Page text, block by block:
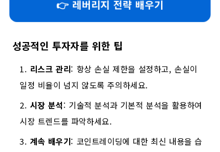
👉 레버리지 전략 배우기
성공적인 투자자를 위한 팁
리스크 관리: 항상 손실 제한을 설정하고, 손실이
일정 비율이 넘지 않도록 주의하세요.
시장 분석: 기술적 분석과 기본적 분석을 활용하여
시장 트렌드를 파악하세요.
계속 배우기: 코인트레이딩에 대한 최신 내용을 습